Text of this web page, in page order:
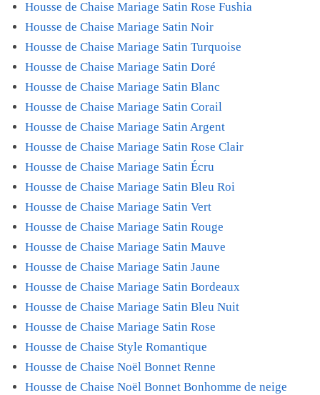
Housse de Chaise Mariage Satin Rose Fushia
Housse de Chaise Mariage Satin Noir
Housse de Chaise Mariage Satin Turquoise
Housse de Chaise Mariage Satin Doré
Housse de Chaise Mariage Satin Blanc
Housse de Chaise Mariage Satin Corail
Housse de Chaise Mariage Satin Argent
Housse de Chaise Mariage Satin Rose Clair
Housse de Chaise Mariage Satin Écru
Housse de Chaise Mariage Satin Bleu Roi
Housse de Chaise Mariage Satin Vert
Housse de Chaise Mariage Satin Rouge
Housse de Chaise Mariage Satin Mauve
Housse de Chaise Mariage Satin Jaune
Housse de Chaise Mariage Satin Bordeaux
Housse de Chaise Mariage Satin Bleu Nuit
Housse de Chaise Mariage Satin Rose
Housse de Chaise Style Romantique
Housse de Chaise Noël Bonnet Renne
Housse de Chaise Noël Bonnet Bonhomme de neige